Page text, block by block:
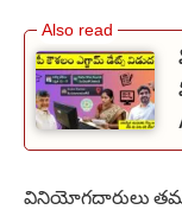
వినియోగదారులు తమ